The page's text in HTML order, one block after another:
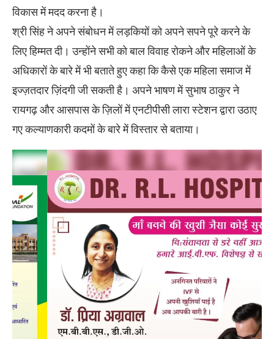
विकास में मदद करना है।
श्री सिंह ने अपने संबोधन में लड़कियों को अपने सपने पूरे करने के
लिए हिम्मत दी। उन्होंने सभी को बाल विवाह रोकने और महिलाओं के
अधिकारों के बारे में भी बताते हुए कहा कि कैसे एक महिला समाज में
इज्ज़तदार ज़िंदगी जी सकती है। अपने भाषण में सुभाष ठाकुर ने
रायगढ़ और आसपास के ज़िलों में एनटीपीसी लारा स्टेशन द्वारा उठाए
गए कल्याणकारी कदमों के बारे में विस्तार से बताया।